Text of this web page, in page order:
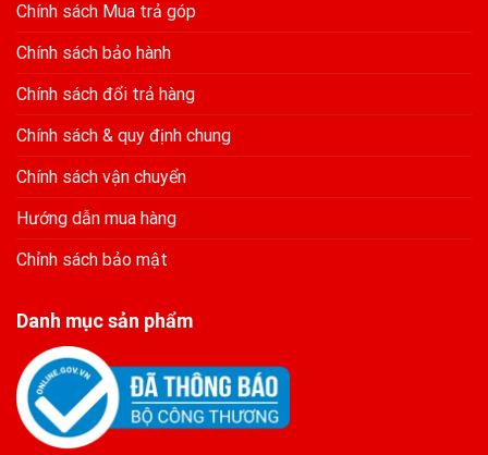
Chính sách Mua trả góp
Chính sách bảo hành
Chính sách đổi trả hàng
Chính sách & quy định chung
Chính sách vận chuyển
Hướng dẫn mua hàng
Chỉnh sách bảo mật
Danh mục sản phẩm